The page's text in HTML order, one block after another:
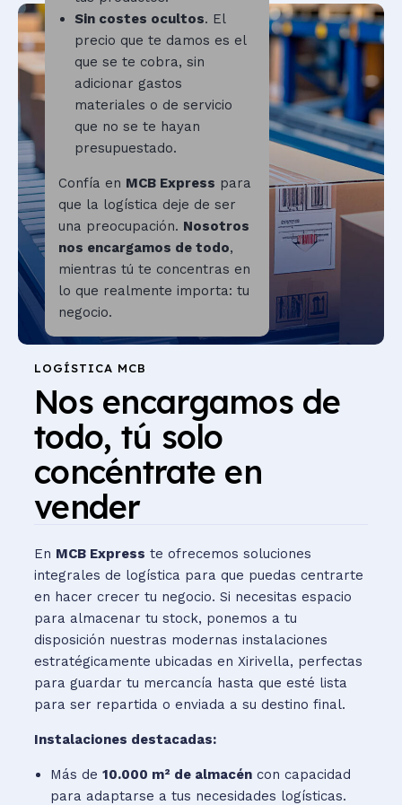
Sin costes ocultos. El
precio que te damos es el
que se te cobra, sin
adicionar gastos
materiales o de servicio
que no se te hayan
presupuestado.
Confía en MCB Express para
que la logística deje de ser
una preocupación. Nosotros
nos encargamos de todo,
mientras tú te concentras en
lo que realmente importa: tu
negocio.
LOGÍSTICA MCB
Nos encargamos de
todo, tú solo
concéntrate en
vender
En MCB Express te ofrecemos soluciones
integrales de logística para que puedas centrarte
en hacer crecer tu negocio. Si necesitas espacio
para almacenar tu stock, ponemos a tu
disposición nuestras modernas instalaciones
estratégicamente ubicadas en Xirivella, perfectas
para guardar tu mercancía hasta que esté lista
para ser repartida o enviada a su destino final.
Instalaciones destacadas:
Más de 10.000 m² de almacén con capacidad
para adaptarse a tus necesidades logísticas.